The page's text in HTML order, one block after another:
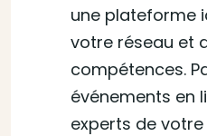
une plateforme
votre réseau et
compétences.
événements en
experts de